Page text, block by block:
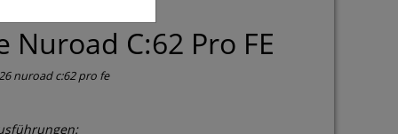
Nuroad C:62 Pro FE
nuroad c:62 pro fe